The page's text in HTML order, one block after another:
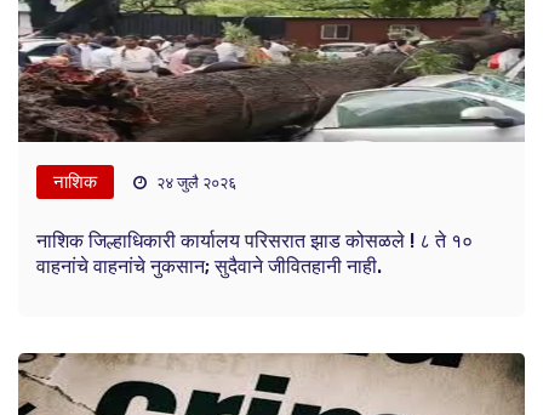
नाशिक २४ जुलै २०२६
नाशिक जिल्हाधिकारी कार्यालय परिसरात झाड कोसळले ! ८ ते १०
वाहनांचे वाहनांचे नुकसान; सुदैवाने जीवितहानी नाही.